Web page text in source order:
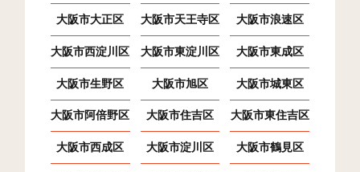
高鷲(5) 21 195 211
高鷲(6) 12 322
高鷲(7) 20 173
高鷲(8) 27 348 88
高鷲(9) 15 172 147
大阪市大正区 大阪市天王寺区 大阪市浪速区
大阪市西淀川区 大阪市東淀川区 大阪市東成区
大阪市生野区 大阪市旭区 大阪市城東区
大阪市阿倍野区 大阪市住吉区 大阪市東住吉区
大阪市西成区 大阪市淀川区 大阪市鶴見区